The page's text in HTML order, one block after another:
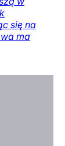
się na
ma